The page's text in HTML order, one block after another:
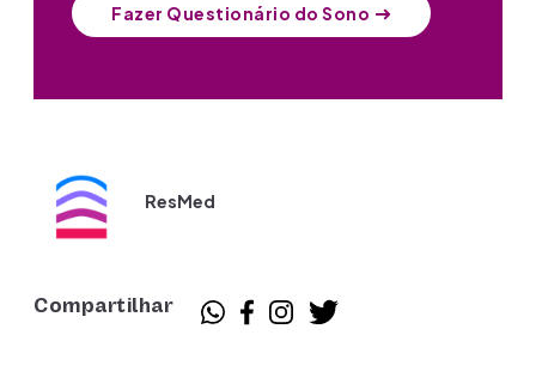
Fazer Questionário do Sono
ResMed
Compartilhar